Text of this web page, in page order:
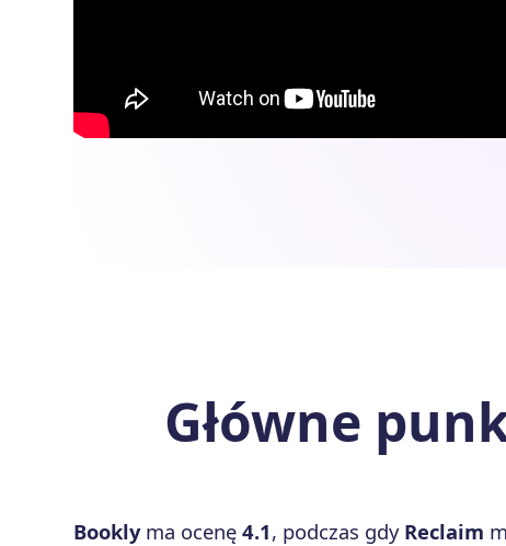
Główne
Booklyma ocenę4.1, podczas gdy Reclaim